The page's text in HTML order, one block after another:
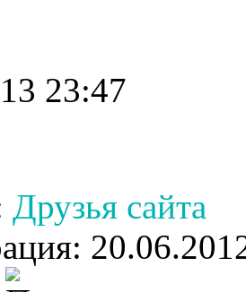
23:47
Друзья сайта